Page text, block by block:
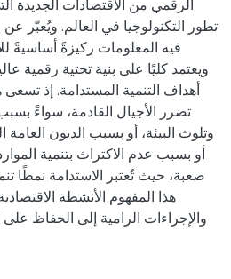
الرقمي من الاقتصادات الجديدة
تطور التكنولوجيا في العالم. ويُعبّر
فيه المعلومات ركيزةً أساسيةً
ويعتمد كليًا على بنية تحتية رقمية
أهداف التنمية المستدامة. إذ
تضرر الأجيال القادمة، سواءً
وتلوث البيئة، أو بسبب الديون العامة
أو بسبب عدم الاكتراث بتنمية
صعبة، حيث تُعتبر الاستدامة نمطًا
هذا المفهوم الأنشطة
والإجراءات الرامية إلى الحفاظ على